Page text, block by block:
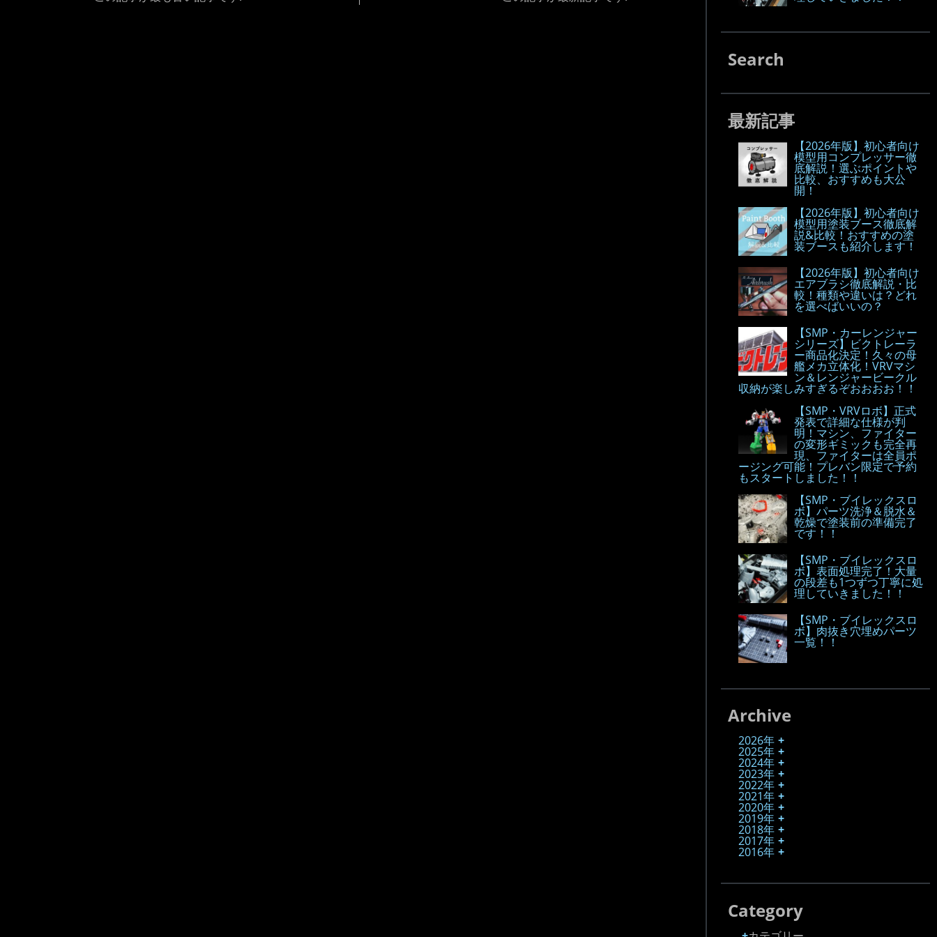
Search
最新記事
【2026年版】初心者向け
模型用コンプレッサー徹
底解説！選ぶポイントや
比較、おすすめも大公
開！
【2026年版】初心者向け
模型用塗装ブース徹底解
説&比較！おすすめの塗
装ブースも紹介します！
【2026年版】初心者向け
エアブラシ徹底解説・比
較！種類や違いは？どれ
を選べばいいの？
【SMP・カーレンジャー
シリーズ】ビクトレーラ
ー商品化決定！久々の母
艦メカ立体化！VRVマシ
ン＆レンジャービークル
収納が楽しみすぎるぞおおおお！！
【SMP・VRVロボ】正式
発表で詳細な仕様が判
明！マシン、ファイター
の変形ギミックも完全再
現、ファイターは全員ポ
ージング可能！プレバン限定で予約
もスタートしました！！
【SMP・ブイレックスロ
ボ】パーツ洗浄＆脱水＆
乾燥で塗装前の準備完了
です！！
【SMP・ブイレックスロ
ボ】表面処理完了！大量
の段差も1つずつ丁寧に処
理していきました！！
【SMP・ブイレックスロ
ボ】肉抜き穴埋めパーツ
一覧！！
Archive
2026年
2025年
2024年
2023年
2022年
2021年
2020年
2019年
2018年
2017年
2016年
Category